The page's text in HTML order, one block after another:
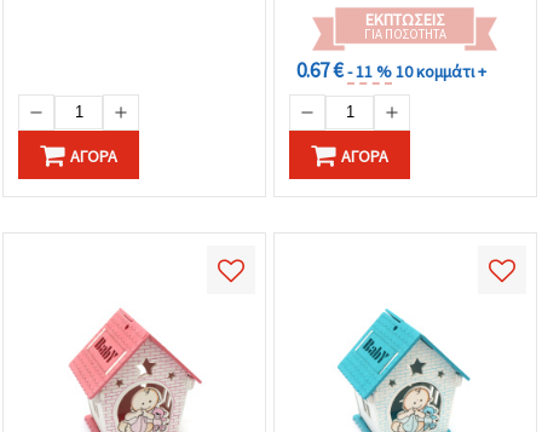
ΑΓΟΡΆ
ΕΚΠΤΏΣΕΙΣ
ΓΙΑ ΠΟΣΌΤΗΤΑ
0.67 €- 11 %10 κομμάτι +
ΑΓΟΡΆ